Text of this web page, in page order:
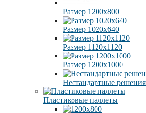
Размер 1200х800
Размер 1020х640
Размер 1120х1120
Размер 1200х1000
Нестандартные решения
Пластиковые паллеты